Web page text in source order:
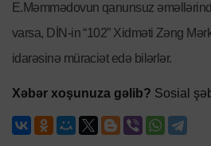
E.Məmmədovun qanunsuz
varsa, DİN-in “102” Xidməti Zəng
idarəsinə müraciət edə bilərlər.
Xəbər xoşunuza gəlib? Sosial